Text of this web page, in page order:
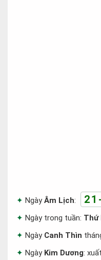
NgàyÂm Lịch:
Ngày trong tuần: Thứ
Ngày Canh Thìn
Ngày Kim Dương: